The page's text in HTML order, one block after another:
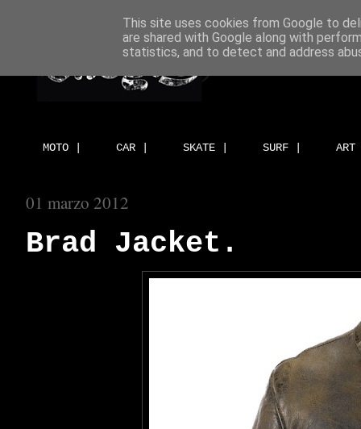
MOTO | CAR | SKATE | SURF |
01 marzo 2012
Brad Jacket.
This site uses cookies from Google to
are shared with Google along with
statistics, and to detect and address